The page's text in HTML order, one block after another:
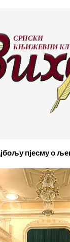
пјесму о